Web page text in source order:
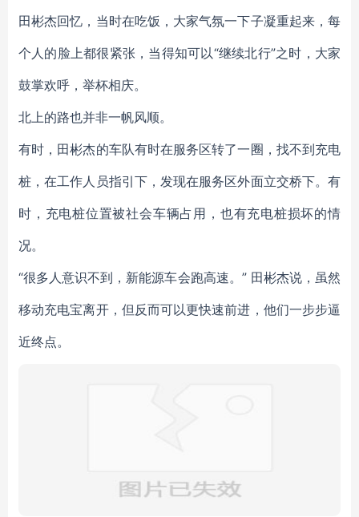
田彬杰回忆，当时在吃饭，大家气氛一下子凝重起来，每
个人的脸上都很紧张，当得知可以“继续北行”之时，大家
鼓掌欢呼，举杯相庆。
北上的路也并非一帆风顺。
有时，田彬杰的车队有时在服务区转了一圈，找不到充电
桩，在工作人员指引下，发现在服务区外面立交桥下。有
时，充电桩位置被社会车辆占用，也有充电桩损坏的情
况。
“很多人意识不到，新能源车会跑高速。” 田彬杰说，虽然
移动充电宝离开，但反而可以更快速前进，他们一步步逼
近终点。